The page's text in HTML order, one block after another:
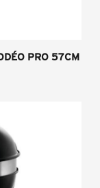
PRO 57CM